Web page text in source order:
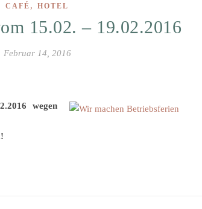
CAFÉ , HOTEL
15.02. – 19.02.2016
Februar 14, 2016
wegen